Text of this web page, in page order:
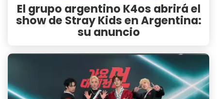
El grupo argentino K4os abrirá el
show de Stray Kids en Argentina:
su anuncio